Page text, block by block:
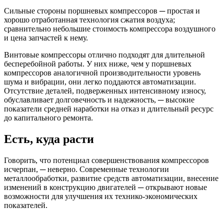
Сильные стороны поршневых компрессоров ─ простая и
хорошо отработанная технология сжатия воздуха;
сравнительно небольшие стоимость компрессора воздушного
и цена запчастей к нему.
Винтовые компрессоры отлично подходят для длительной
бесперебойной работы. У них ниже, чем у поршневых
компрессоров аналогичной производительности уровень
шума и вибрации, они легко поддаются автоматизации.
Отсутствие деталей, подверженных интенсивному износу,
обуславливает долговечность и надежность, ─ высокие
показатели средней наработки на отказ и длительный ресурс
до капитального ремонта.
Есть, куда расти
Говорить, что потенциал совершенствования компрессоров
исчерпан, ─ неверно. Современные технологии
металлообработки, развитие средств автоматизации, внесение
изменений в конструкцию двигателей ─ открывают новые
возможности для улучшения их технико-экономических
показателей.